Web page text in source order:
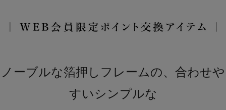
ノーブルな箔押しフレームの、合わせや
すいシンプルな